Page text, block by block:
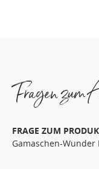
Fragen
FRAGE ZUM
Gamaschen-Wunder